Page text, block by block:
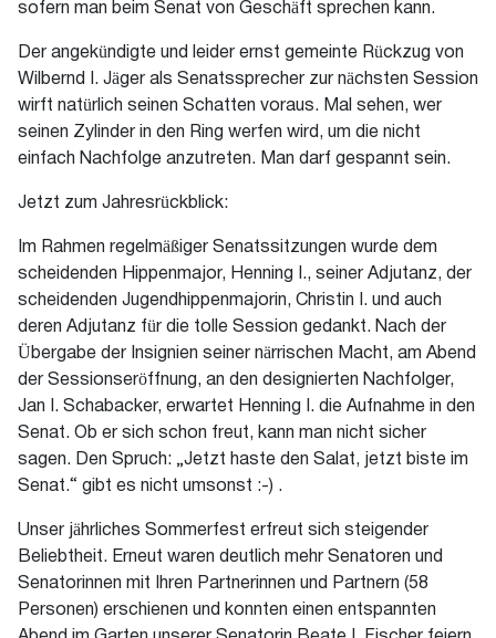
sofern man beim Senat von Geschäft sprechen kann.
Der angekündigte und leider ernst gemeinte Rückzug von
Wilbernd I. Jäger als Senatssprecher zur nächsten Session
wirft natürlich seinen Schatten voraus. Mal sehen, wer
seinen Zylinder in den Ring werfen wird, um die nicht
einfach Nachfolge anzutreten. Man darf gespannt sein.
Jetzt zum Jahresrückblick:
Im Rahmen regelmäßiger Senatssitzungen wurde dem
scheidenden Hippenmajor, Henning I., seiner Adjutanz, der
scheidenden Jugendhippenmajorin, Christin I. und auch
deren Adjutanz für die tolle Session gedankt. Nach der
Übergabe der Insignien seiner närrischen Macht, am Abend
der Sessionseröffnung, an den designierten Nachfolger,
Jan I. Schabacker, erwartet Henning I. die Aufnahme in den
Senat. Ob er sich schon freut, kann man nicht sicher
sagen. Den Spruch: „Jetzt haste den Salat, jetzt biste im
Senat.“ gibt es nicht umsonst :-) .
Unser jährliches Sommerfest erfreut sich steigender
Beliebtheit. Erneut waren deutlich mehr Senatoren und
Senatorinnen mit Ihren Partnerinnen und Partnern (58
Personen) erschienen und konnten einen entspannten